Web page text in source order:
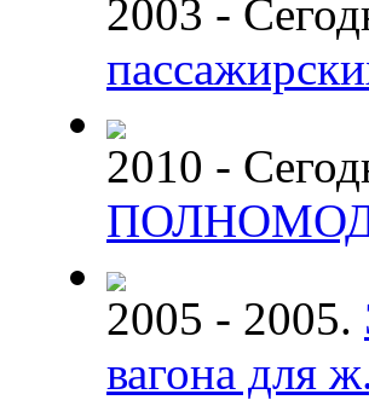
2003 -
2010 -
2005 - 2005.
вагона для